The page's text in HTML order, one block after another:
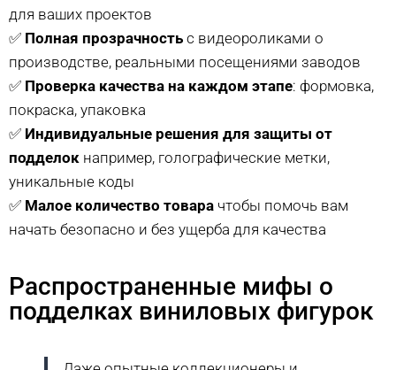
для ваших проектов
✅ Полная прозрачность с видеороликами о
производстве, реальными посещениями заводов
✅ Проверка качества на каждом этапе: формовка,
покраска, упаковка
✅ Индивидуальные решения для защиты от
подделок например, голографические метки,
уникальные коды
✅ Малое количество товара чтобы помочь вам
начать безопасно и без ущерба для качества
Распространенные мифы о
подделках виниловых фигурок